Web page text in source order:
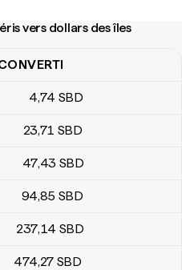
vers dollars des îles
vers dollars des îles Salomon
4,74 SBD
23,71 SBD
47,43 SBD
94,85 SBD
237,14 SBD
474,27 SBD